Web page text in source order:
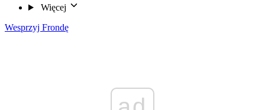
Więcej
Wesprzyj Frondę